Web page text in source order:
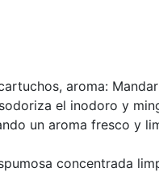
aroma:
el inodoro y
un aroma fresco y
concentrada